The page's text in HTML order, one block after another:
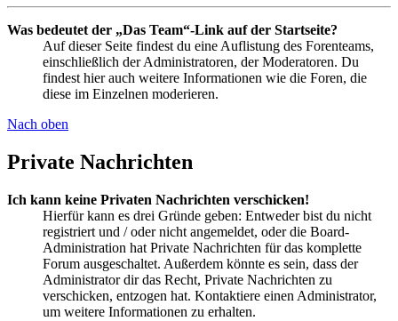
Was bedeutet der „Das Team“-Link auf der Startseite?
Auf dieser Seite findest du eine Auflistung des Forenteams,
einschließlich der Administratoren, der Moderatoren. Du
findest hier auch weitere Informationen wie die Foren, die
diese im Einzelnen moderieren.
Nach oben
Private Nachrichten
Ich kann keine Privaten Nachrichten verschicken!
Hierfür kann es drei Gründe geben: Entweder bist du nicht
registriert und / oder nicht angemeldet, oder die Board-
Administration hat Private Nachrichten für das komplette
Forum ausgeschaltet. Außerdem könnte es sein, dass der
Administrator dir das Recht, Private Nachrichten zu
verschicken, entzogen hat. Kontaktiere einen Administrator,
um weitere Informationen zu erhalten.